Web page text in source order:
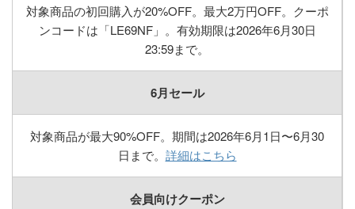
対象商品の初回購入が20%OFF。最大2万円OFF。クーポ
ンコードは「LE69NF」。有効期限は2026年6月30日
23:59まで。
6月セール
対象商品が最大90%OFF。期間は2026年6月1日〜6月30
日まで。 詳細はこちら
会員向けクーポン